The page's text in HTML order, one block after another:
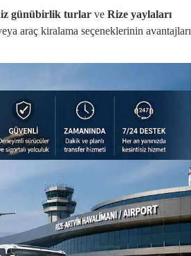
günübirlik turlar ve Rize yaylaları
araç kiralama seçeneklerinin avantajları